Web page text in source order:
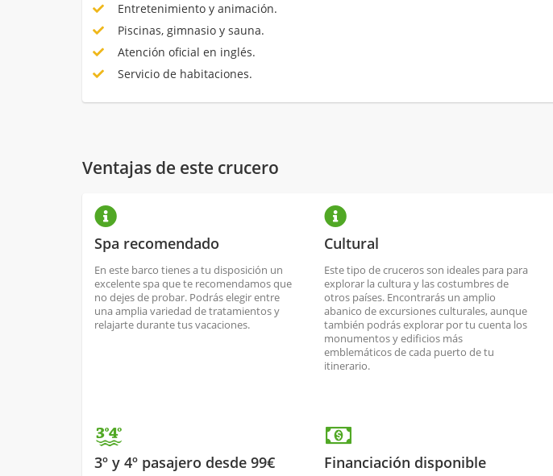
Entretenimiento y animación.
Piscinas, gimnasio y sauna.
Atención oficial en inglés.
Servicio de habitaciones.
Ventajas de este crucero
Spa recomendado
En este barco tienes a tu disposición un
excelente spa que te recomendamos que
no dejes de probar. Podrás elegir entre
una amplia variedad de tratamientos y
relajarte durante tus vacaciones.
Cultural
Este tipo de cruceros son ideales para para
explorar la cultura y las costumbres de
otros países. Encontrarás un amplio
abanico de excursiones culturales, aunque
también podrás explorar por tu cuenta los
monumentos y edificios más
emblemáticos de cada puerto de tu
itinerario.
3º y 4º pasajero desde 99€ Financiación disponible